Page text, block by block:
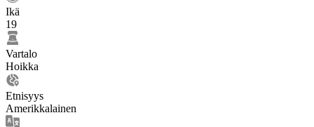
Ikä
19
Vartalo
Hoikka
Etnisyys
Amerikkalainen